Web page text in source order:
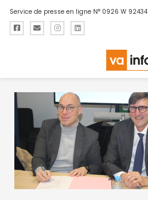
Service de presse en ligne N° 0926 W 92434